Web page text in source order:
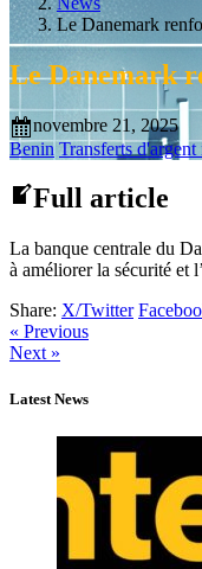
Le Danemark
Le Danemark
novembre 21, 2025
Benin Transferts
Full article
La banque centrale du
à améliorer la sécurité et
Share: X/Twitter
« Previous
Next »
Latest News